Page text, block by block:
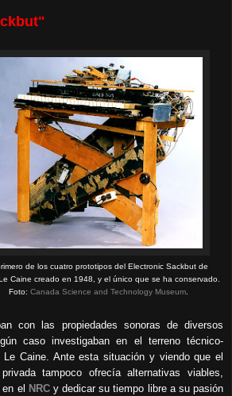
de los cuatro prototipos del Electronic Sackbut de
Caine creado en 1948, y el único que se ha conservado.
Foto: Canada Science and Technology Museum.
con las propiedades sonoras de diversos
caso investigaban en el terreno técnico-
Caine. Ante esta situación y viendo que el
tampoco ofrecía alternativas viables,
el NRCy dedicar su tiempo libre a su pasión